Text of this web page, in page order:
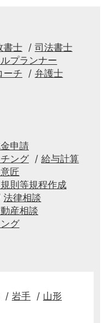
書士
司法書士
プランナー
ーチ
弁護士
申請
ング
給与計算
匠
則等規程作成
法律相談
産相談
グ
岩手
山形